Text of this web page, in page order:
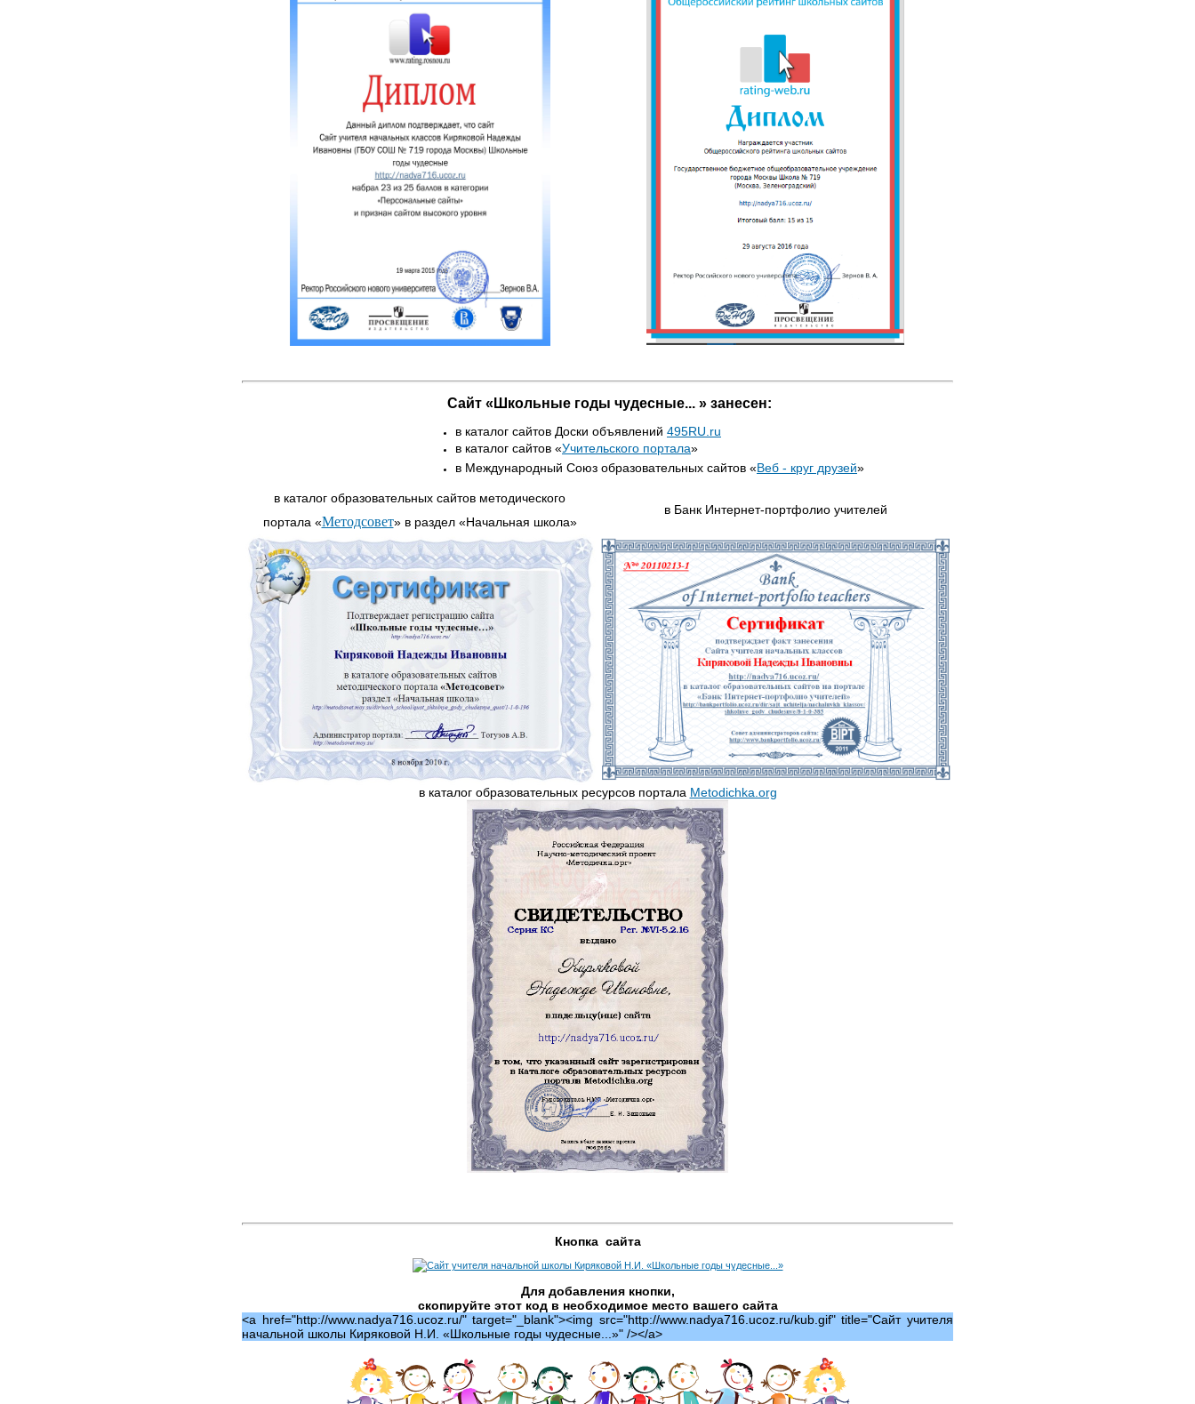
Сайт «Школьные годы чудесные... » занесен:
в каталог сайтов Доски объявлений 495RU.ru
в каталог сайтов «Учительского портала»
в Международный Союз образовательных сайтов «Веб - круг друзей»
в каталог образовательных сайтов методического
портала «Методсовет» в раздел «Начальная школа»
в БанкИнтернет-портфолио учителей
в каталог образовательных ресурсов портала Metodichka.org
Кнопка сайта
Для добавления кнопки,
скопируйте этот код в необходимое место вашего сайта
<a href="http://www.nadya716.ucoz.ru/" target="_blank"><img src="http://www.nadya716.ucoz.ru/kub.gif" title="Сайт учителя
начальной школы Киряковой Н.И. «Школьные годы чудесные...»" /></a>